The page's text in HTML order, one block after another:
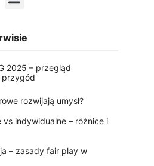
2025 – przegląd
przygód
rozwijają umysł?
vs indywidualne – różnice i
– zasady fair play w